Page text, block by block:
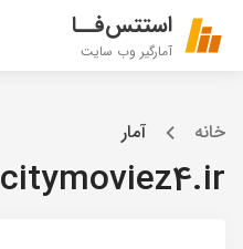
استتس‌فــا
آمارگیر وب سایت
خانه آمار
citymoviez4.ir